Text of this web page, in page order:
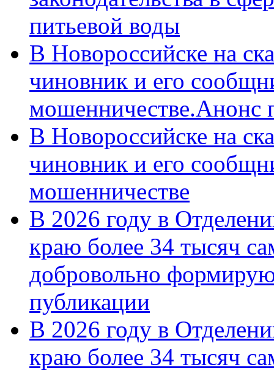
питьевой воды
В Новороссийске на
чиновник и его
мошенничестве.Анонс
В Новороссийске на
чиновник и его
мошенничестве
В 2026 году в
краю более 34 тысяч
добровольно
публикации
В 2026 году в
краю более 34 тысяч